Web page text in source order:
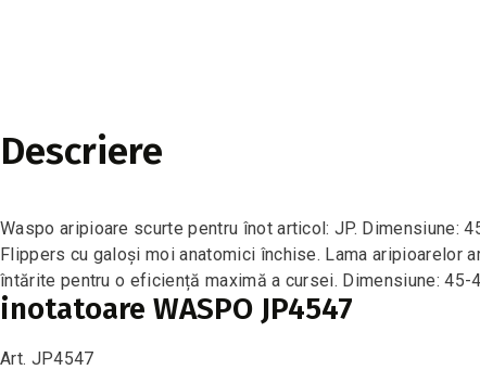
Descriere
Waspo aripioare scurte pentru înot articol: JP. Dimensiune:
Flippers cu galoși moi anatomici închise. Lama aripioarelor
întărite pentru o eficiență maximă a cursei. Dimensiune: 45-
inotatoare WASPO JP4547
Art. JP4547